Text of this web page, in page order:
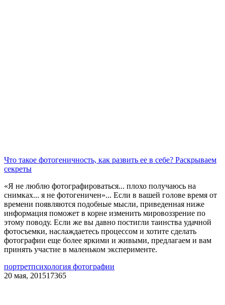
Что такое фотогеничность, как развить ее в себе? Раскрываем
секреты
«Я не люблю фотографироваться... плохо получаюсь на
снимках... я не фотогеничен»... Если в вашей голове время от
времени появляются подобные мысли, приведенная ниже
информация поможет в корне изменить мировоззрение по
этому поводу. Если же вы давно постигли таинства удачной
фотосъемки, наслаждаетесь процессом и хотите сделать
фотографии еще более яркими и живыми, предлагаем и вам
принять участие в маленьком эксперименте.
портретпсихология фотографии
20 мая, 201517365